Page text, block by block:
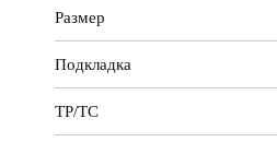
Размер
Подкладка
ТР/ТС